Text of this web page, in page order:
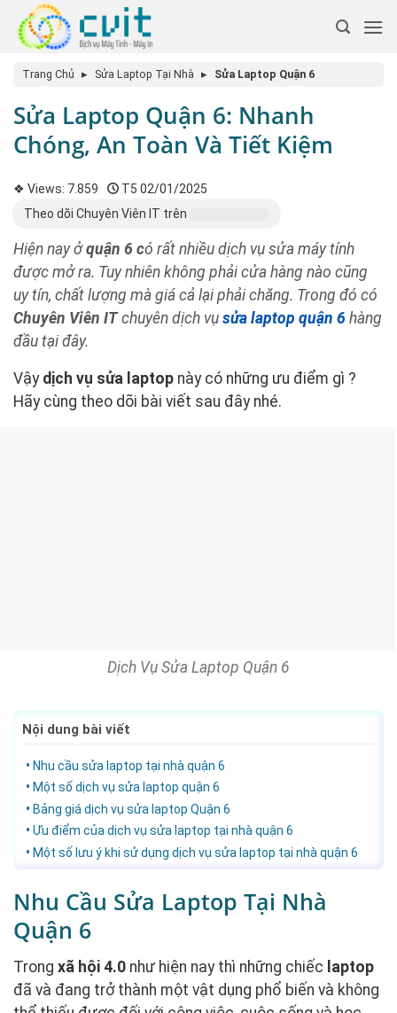
Trang Chủ ▸ Sửa Laptop Tại Nhà ▸ Sửa Laptop Quận 6
Sửa Laptop Quận 6: Nhanh
Chóng, An Toàn Và Tiết Kiệm
❖ Views: 7.859
T5 02/01/2025
Theo dõi Chuyên Viên IT trên
Hiện nay ởquận 6 có rất nhiều dịch vụ sửa máy tính
được mở ra. Tuy nhiên không phải cửa hàng nào cũng
uy tín, chất lượng mà giá cả lại phải chăng. Trong đó có
Chuyên Viên ITchuyên dịch vụ sửa laptop quận 6 hàng
đầu tại đây.
Vậy dịch vụ sửa laptop này có những ưu điểm gì ?
Hãy cùng theo dõi bài viết sau đây nhé.
Dịch Vụ Sửa Laptop Quận 6
Nội dung bài viết
Nhu cầu sửa laptop tại nhà quận 6
Một số dịch vụ sửa laptop quận 6
Bảng giá dịch vụ sửa laptop Quận 6
Ưu điểm của dịch vụ sửa laptop tại nhà quận 6
Một số lưu ý khi sử dụng dịch vụ sửa laptop tại nhà quận 6
Nhu Cầu Sửa Laptop Tại Nhà
Quận 6
Trong xã hội 4.0 như hiện nay thì những chiếc laptop
đã và đang trở thành một vật dụng phổ biến và không